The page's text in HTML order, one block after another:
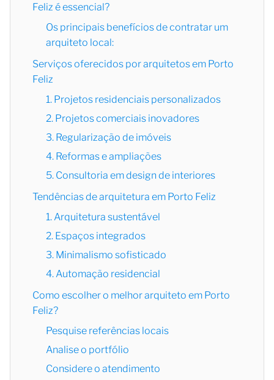
Feliz é essencial?
Os principais benefícios de contratar um
arquiteto local:
Serviços oferecidos por arquitetos em Porto
Feliz
1. Projetos residenciais personalizados
2. Projetos comerciais inovadores
3. Regularização de imóveis
4. Reformas e ampliações
5. Consultoria em design de interiores
Tendências de arquitetura em Porto Feliz
1. Arquitetura sustentável
2. Espaços integrados
3. Minimalismo sofisticado
4. Automação residencial
Como escolher o melhor arquiteto em Porto
Feliz?
Pesquise referências locais
Analise o portfólio
Considere o atendimento